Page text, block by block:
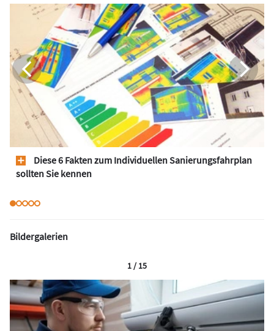
Diese 6 Fakten zum Individuellen Sanierungsfahrplan
sollten Sie kennen
Bildergalerien
1 / 15